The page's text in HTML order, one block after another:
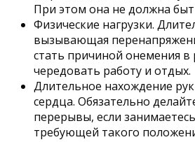
При этом она не должна
Физические нагрузки.
вызывающая
стать причиной онемения в
чередовать работу и отдых.
Длительное нахождение
сердца. Обязательно
перерывы, если
требующей такого